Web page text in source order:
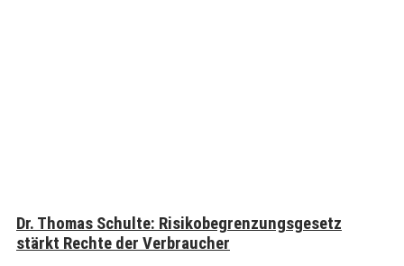
Dr. Thomas Schulte: Risikobegrenzungsgesetz
stärkt Rechte der Verbraucher